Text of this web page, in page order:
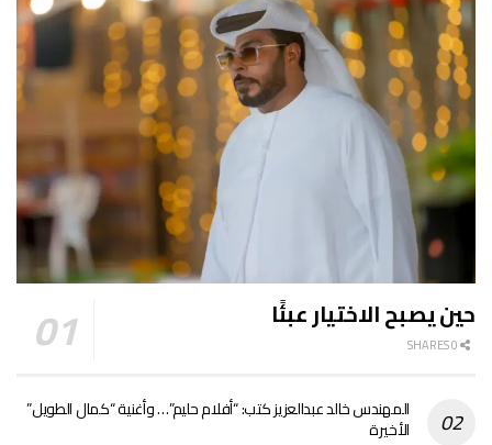
حين يصبح الاختيار عبئًا
المهندس خالد عبدالعزيز كتب: “أفلام حليم”… وأغنية “كمال الطويل”
الأخيرة